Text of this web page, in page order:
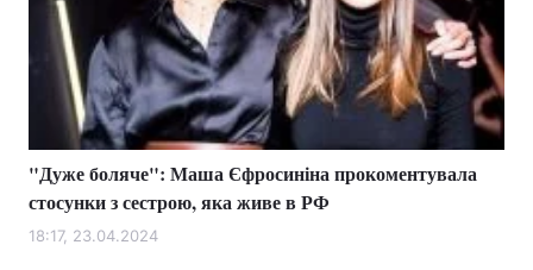
"Дуже боляче": Маша Єфросиніна прокоментувала
стосунки з сестрою, яка живе в РФ
18:17, 23.04.2024